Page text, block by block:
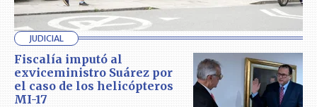
JUDICIAL
Fiscalía imputó al
exviceministro Suárez por
el caso de los helicópteros
MI-17